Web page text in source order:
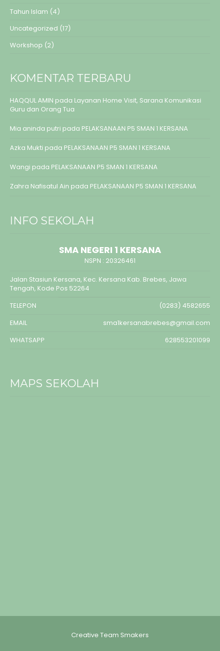
Tahun Islam (4)
Uncategorized (17)
Workshop (2)
KOMENTAR TERBARU
HAQQUL AMIN pada Layanan Home Visit, Sarana Komunikasi
Guru dan Orang Tua
Mia aninda putri pada PELAKSANAAN P5 SMAN 1 KERSANA
Azka Mukti pada PELAKSANAAN P5 SMAN 1 KERSANA
Wangi pada PELAKSANAAN P5 SMAN 1 KERSANA
Zahra Nafisatul Ain pada PELAKSANAAN P5 SMAN 1 KERSANA
INFO SEKOLAH
SMA NEGERI 1 KERSANA
NSPN : 20326461
Jalan Stasiun Kersana, Kec. Kersana Kab. Brebes, Jawa
Tengah, Kode Pos 52264
TELEPON
(0283) 4582655
EMAIL
sma1kersanabrebes@gmail.com
WHATSAPP
628553201099
MAPS SEKOLAH
Creative Team Smakers